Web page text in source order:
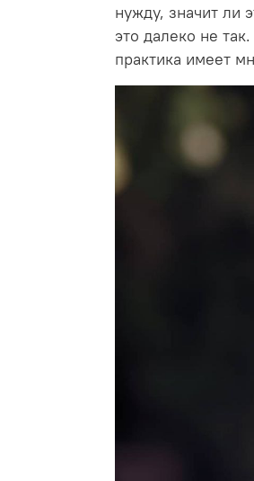
нужду, значит ли
это далеко не
практика имеет